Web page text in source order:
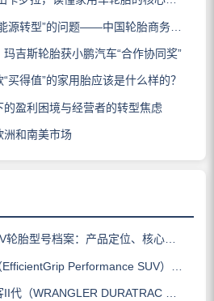
——中国轮胎商务网解读赛轮全新一代商用车轮胎发布
吉斯轮胎获小鹏汽车“合作协同奖”
买得值”的家用胎应该是什么样的？
盈利困境与经营者的转型焦虑
洲和南美市场
案：产品定位、核心技术、适用车型与使用场景
SUV）轮胎型号档案：产品定位、核心技术、适用车型与使用场景
RT）轮胎型号档案：产品定位、核心技术、适用车型与使用场景